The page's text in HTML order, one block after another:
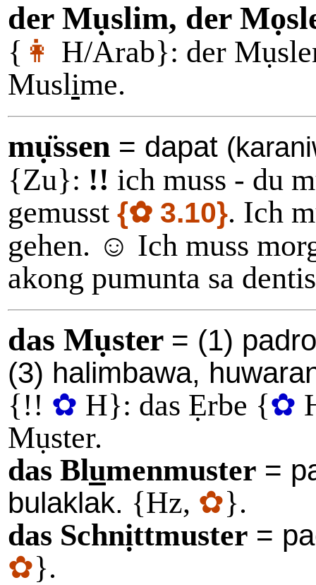
der Mụslim, der
{ 👩 H/Arab}: der
Muslime.
mụ̈ssen = dapat
{Zu}: !! ich muss - du
gemusst {✿ 3.10}. Ich
gehen. ☺ Ich muss
akong pumunta sa
das Mụster = (1)
(3) halimbawa,
{!! ✿ H}: das Ẹrbe {✿
Mụster.
das Blumenmuster =
bulaklak. {Hz, ✿}.
das Schnịttmuster =
✿}.